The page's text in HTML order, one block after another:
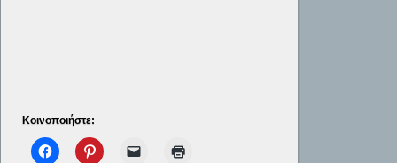
Κοινοποιήστε: